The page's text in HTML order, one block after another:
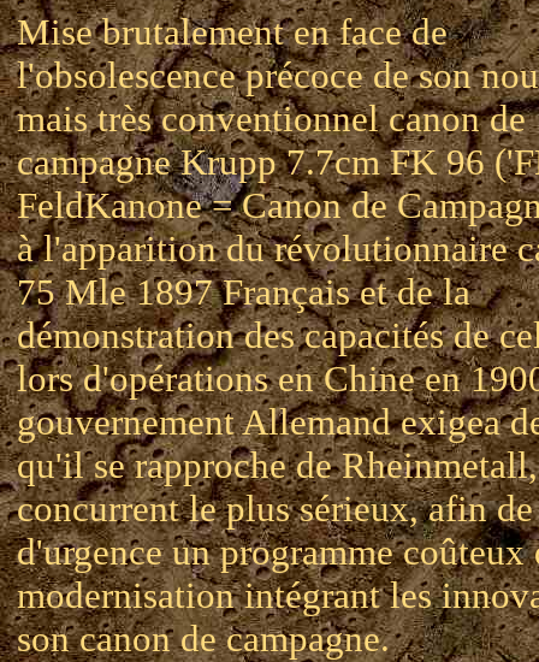
Mise brutalement en face de
l'obsolescence précoce de son
mais très conventionnel canon de
campagne Krupp 7.7cm FK 96
FeldKanone = Canon de
à l'apparition du révolutionnaire
75 Mle 1897 Français et de la
démonstration des capacités de
lors d'opérations en Chine en
gouvernement Allemand exigea
qu'il se rapproche de
concurrent le plus sérieux, afin
d'urgence un programme coûteux
modernisation intégrant les
son canon de campagne.